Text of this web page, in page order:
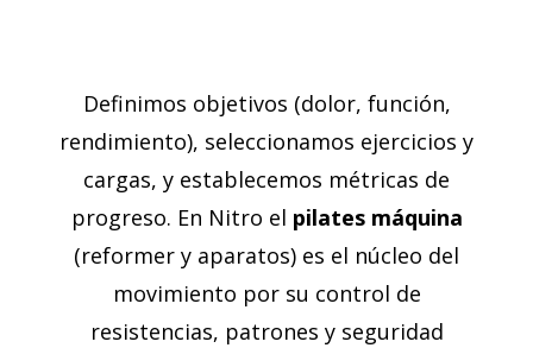
Definimos objetivos (dolor, función,
rendimiento), seleccionamos ejercicios y
cargas, y establecemos métricas de
progreso. En Nitro el pilates máquina
(reformer y aparatos) es el núcleo del
movimiento por su control de
resistencias, patrones y seguridad